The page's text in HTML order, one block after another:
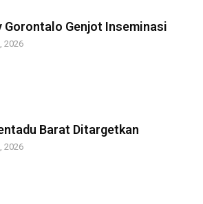
Gorontalo Genjot Inseminasi
2026
Barat Ditargetkan
2026